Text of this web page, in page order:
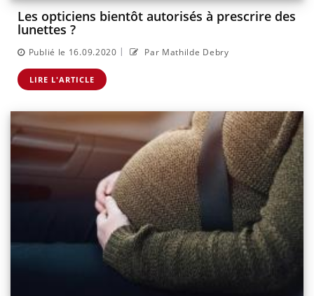
Les opticiens bientôt autorisés à prescrire des
lunettes ?
Publié le 16.09.2020 | Par Mathilde Debry
LIRE L'ARTICLE